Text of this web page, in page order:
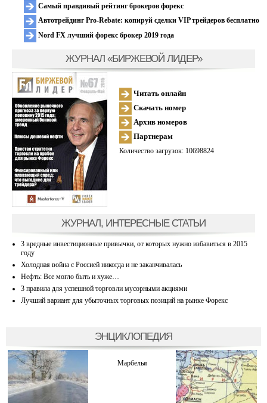
Самый правдивый рейтинг брокеров форекс
Автотрейдинг Pro-Rebate: копируй сделки VIP трейдеров бесплатно
Nord FX лучший форекс брокер 2019 года
ЖУРНАЛ «БИРЖЕВОЙ ЛИДЕР»
Читать онлайн
Скачать номер
Архив номеров
Партнерам
Количество загрузок: 10698824
ЖУРНАЛ, ИНТЕРЕСНЫЕ СТАТЬИ
3 вредные инвестиционные привычки, от которых нужно избавиться в 2015
году
Холодная война с Россией никогда и не заканчивалась
Нефть: Все могло быть и хуже…
3 правила для успешной торговли мусорными акциями
Лучший вариант для убыточных торговых позиций на рынке Форекс
ЭНЦИКЛОПЕДИЯ
Марбелья